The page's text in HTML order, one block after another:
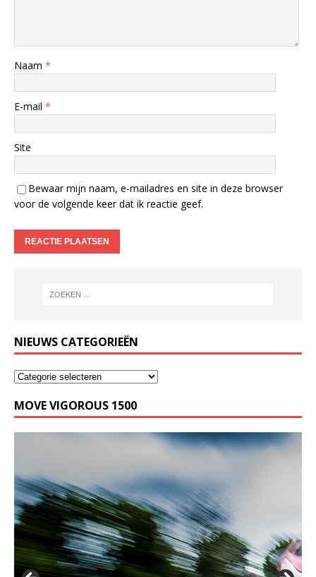
Naam *
E-mail *
Site
Bewaar mijn naam, e-mailadres en site in deze browser
voor de volgende keer dat ik reactie geef.
NIEUWS CATEGORIEËN
MOVE VIGOROUS 1500